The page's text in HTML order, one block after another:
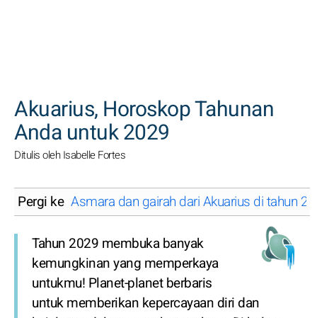
Akuarius, Horoskop Tahunan
Anda untuk 2029
Ditulis oleh Isabelle Fortes
Pergi ke Asmara dan gairah dari Akuarius di tahun
Tahun 2029 membuka banyak
kemungkinan yang memperkaya
untukmu! Planet-planet berbaris
untuk memberikan kepercayaan diri dan